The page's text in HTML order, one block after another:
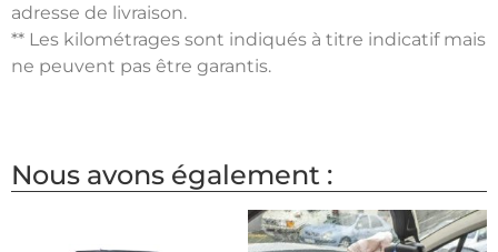
adresse de livraison.
** Les kilométrages sont indiqués à titre indicatif mais
ne peuvent pas être garantis.
Nous avons également :